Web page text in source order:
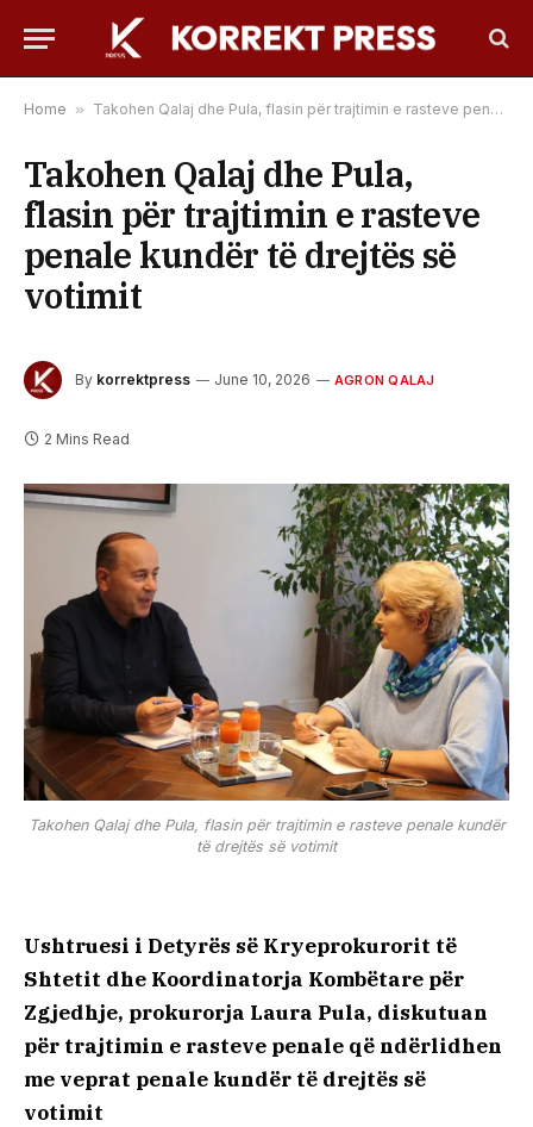
Home » Takohen Qalaj dhe Pula, flasin për trajtimin e rasteve penale kundër të drejtës së votimit
Takohen Qalaj dhe Pula,
flasin për trajtimin e rasteve
penale kundër të drejtës së
votimit
By korrektpress June 10, 2026 AGRON QALAJ
2 Mins Read
Takohen Qalaj dhe Pula, flasin për trajtimin e rasteve penale kundër
të drejtës së votimit
Ushtruesi i Detyrës së Kryeprokurorit të
Shtetit dhe Koordinatorja Kombëtare për
Zgjedhje, prokurorja Laura Pula, diskutuan
për trajtimin e rasteve penale që ndërlidhen
me veprat penale kundër të drejtës së
votimit